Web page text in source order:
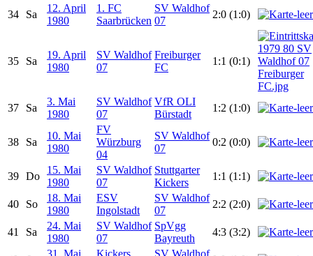
34 Sa
12. April
1980
1. FC
Saarbrücken
SV Waldhof
07
2:0 (1:0)
35 Sa
19. April
1980
SV Waldhof
07
Freiburger
FC
1:1 (0:1)
37 Sa
3. Mai
1980
SV Waldhof
07
VfR OLI
Bürstadt
1:2 (1:0)
38 Sa
10. Mai
1980
FV
Würzburg
04
SV Waldhof
07
0:2 (0:0)
39 Do
15. Mai
1980
SV Waldhof
07
Stuttgarter
Kickers
1:1 (1:1)
40 So
18. Mai
1980
ESV
Ingolstadt
SV Waldhof
07
2:2 (2:0)
41 Sa
24. Mai
1980
SV Waldhof
07
SpVgg
Bayreuth
4:3 (3:2)
31. Mai
Kickers
SV Waldhof